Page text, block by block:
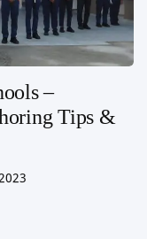
–
Tips &